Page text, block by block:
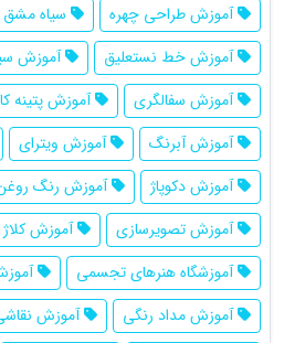
آموزش طراحی چهره سیاه مشق
آموزش خط نستعلیق
آموزش
آموزش سفالگری
آموزش پتینه
آموزش آبرنگ
آموزش ویترای
آموزش دکوپاژ
آموزش رنگ
آموزش تصویرسازی
آموزش کلاژ
آموزشگاه هنرهای تجسمی
آموزش مداد رنگی
آموزش